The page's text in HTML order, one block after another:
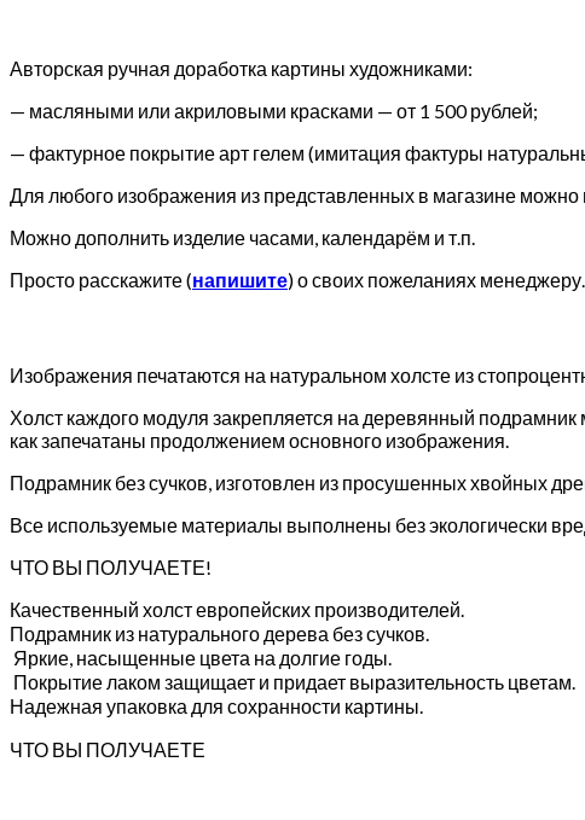
Авторская ручная доработка картины художниками:
— масляными или акриловыми красками — от 1 500 рублей;
— фактурное покрытие арт гелем (имитация фактуры
Для любого изображения из представленных в магазине
Можно дополнить изделие часами, календарём и т.п.
Просто расскажите (напишите) о своих пожеланиях менеджеру.
Изображения печатаются на натуральном холсте из
Холст каждого модуля закрепляется на деревянный
как запечатаны продолжением основного изображения.
Подрамник без сучков, изготовлен из просушенных хвойных
Все используемые материалы выполнены без экологически
ЧТО ВЫ ПОЛУЧАЕТЕ!
Качественный холст европейских производителей.
Подрамник из натурального дерева без сучков.
Яркие, насыщенные цвета на долгие годы.
Покрытие лаком защищает и придает выразительность цветам.
Надежная упаковка для сохранности картины.
ЧТО ВЫ ПОЛУЧАЕТЕ